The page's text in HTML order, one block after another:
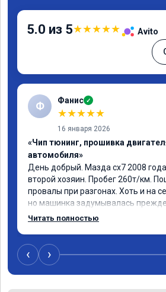
5.0 из 5★★★★★ Avito
Ф Фанис ✓
★★★★★
16 января 2026
«Чип тюнинг, прошивка
автомобиля»
День добрый. Мазда сх7 2008
второй хозяин. Пробег 260т/км.
провалы при разгонах. Хоть и на
но машинка задумывалась
разогнаться. Года 4 назад удалял
людьми, решил всё таки сделать
перепрошивку. Увидел в авито
объявление и решил обратиться к
Читать полностью
‹ ›